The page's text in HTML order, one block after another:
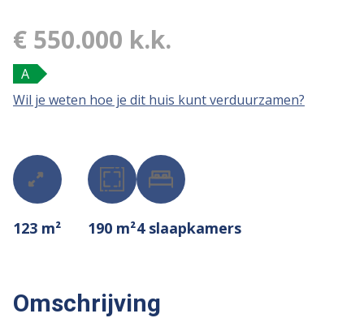
€ 550.000 k.k.
A
Wil je weten hoe je dit huis kunt verduurzamen?
123 m² 190 m²4 slaapkamers
Omschrijving